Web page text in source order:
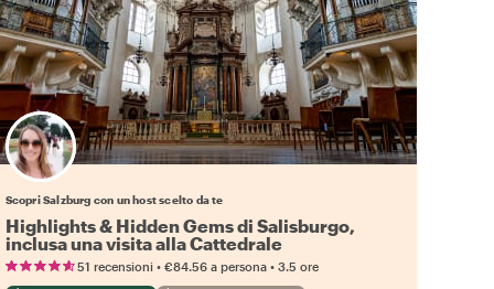
Scegli il tuo local preferito
Scopri Salzburg con un host scelto da te
Highlights & Hidden Gems di Salisburgo,
inclusa una visita alla Cattedrale
51 recensioni• €84.56 a persona• 3.5 ore